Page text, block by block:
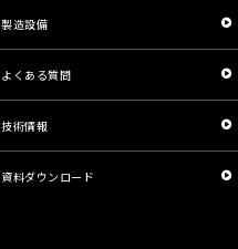
製造設備
よくある質問
技術情報
資料ダウンロード